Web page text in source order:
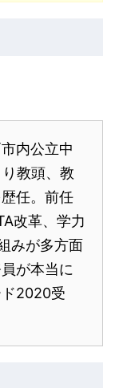
内公立中
教頭、教
任。前任
改革、学力
みが多方面
が本当に
2020受